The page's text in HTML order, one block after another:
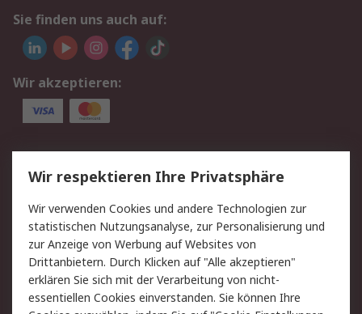
Sie finden uns auch auf:
Wir akzeptieren:
Service
Value Added Services
Lieferlösungen
Rücksendungen
Kontakt
Hilfe
Privatkunden
Rechtliches
AGB Datenschutz
Wir respektieren Ihre Privatsphäre
Wir verwenden Cookies und andere Technologien zur
statistischen Nutzungsanalyse, zur Personalisierung und
zur Anzeige von Werbung auf Websites von
Drittanbietern. Durch Klicken auf "Alle akzeptieren"
erklären Sie sich mit der Verarbeitung von nicht-
essentiellen Cookies einverstanden. Sie können Ihre